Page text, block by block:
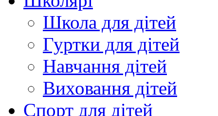
Школа для дітей
Гуртки для дітей
Навчання дітей
Виховання дітей
Спорт для дітей